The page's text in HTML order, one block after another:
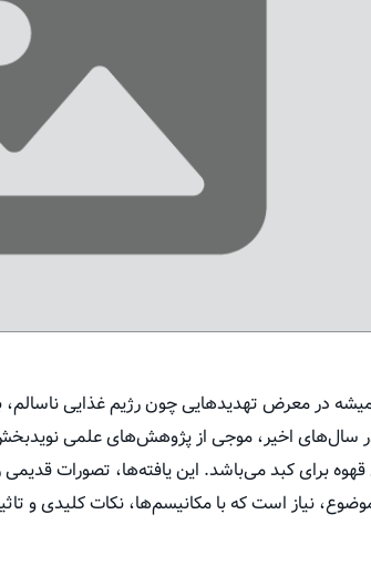
در معرض تهدیدهایی چون رژیم غذایی
سال‌های اخیر، موجی از پژوهش‌های علمی
برای کبد می‌باشد. این یافته‌ها، تصورات قدیمی
نیاز است که با مکانیسم‌ها، نکات کلیدی و